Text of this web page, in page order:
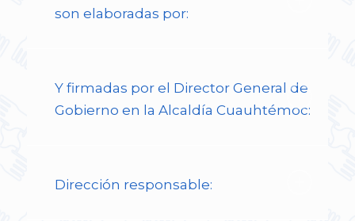
son elaboradas por:
Y firmadas por el Director General de
Gobierno en la Alcaldía Cuauhtémoc:
Dirección responsable: